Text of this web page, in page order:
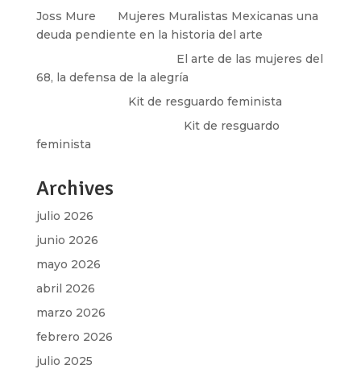
Joss Mure
Mujeres Muralistas Mexicanas una
deuda pendiente en la historia del arte
El arte de las mujeres del
68, la defensa de la alegría
Kit de resguardo feminista
Kit de resguardo
feminista
Archives
julio 2026
junio 2026
mayo 2026
abril 2026
marzo 2026
febrero 2026
julio 2025